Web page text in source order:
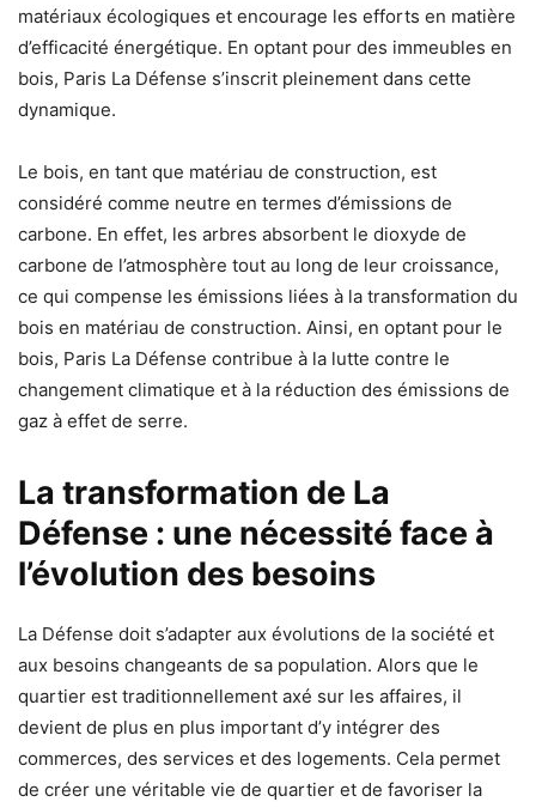
matériaux écologiques et encourage les efforts en matière
d’efficacité énergétique. En optant pour des immeubles en
bois, Paris La Défense s’inscrit pleinement dans cette
dynamique.
Le bois, en tant que matériau de construction, est
considéré comme neutre en termes d’émissions de
carbone. En effet, les arbres absorbent le dioxyde de
carbone de l’atmosphère tout au long de leur croissance,
ce qui compense les émissions liées à la transformation du
bois en matériau de construction. Ainsi, en optant pour le
bois, Paris La Défense contribue à la lutte contre le
changement climatique et à la réduction des émissions de
gaz à effet de serre.
La transformation de La
Défense : une nécessité face à
l’évolution des besoins
La Défense doit s’adapter aux évolutions de la société et
aux besoins changeants de sa population. Alors que le
quartier est traditionnellement axé sur les affaires, il
devient de plus en plus important d’y intégrer des
commerces, des services et des logements. Cela permet
de créer une véritable vie de quartier et de favoriser la